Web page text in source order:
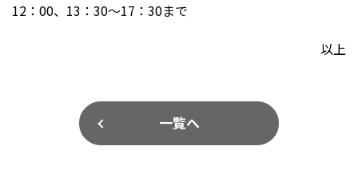
12 ： 00、 13 ：30～17 ：30まで
以上
一覧へ